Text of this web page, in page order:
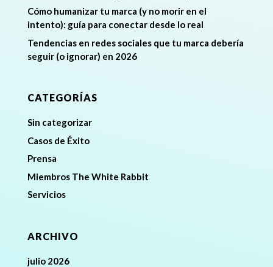
Cómo humanizar tu marca (y no morir en el
intento): guía para conectar desde lo real
Tendencias en redes sociales que tu marca debería
seguir (o ignorar) en 2026
CATEGORÍAS
Sin categorizar
Casos de Éxito
Prensa
Miembros The White Rabbit
Servicios
ARCHIVO
julio 2026